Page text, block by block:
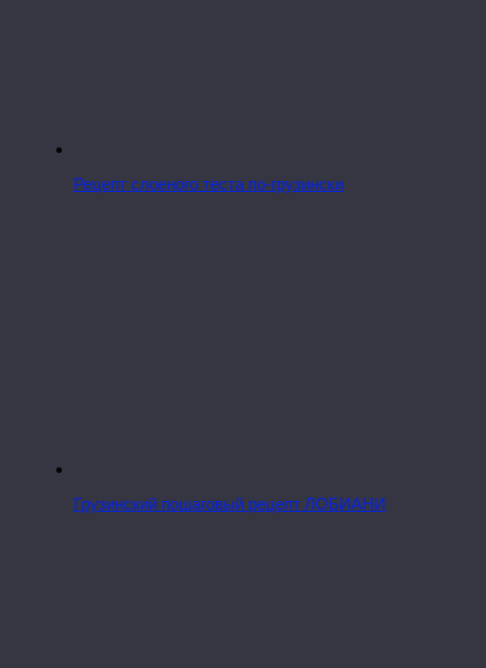
Рецепт слоеного теста по-грузински
Грузинский пошаговый рецепт ЛОБИАНИ